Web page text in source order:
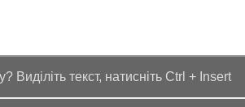
Виділіть текст, натисніть Ctrl + Insert